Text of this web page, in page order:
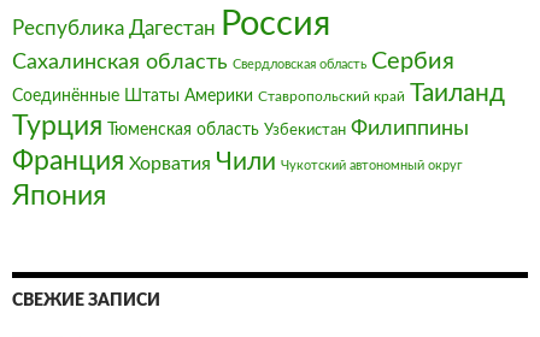
Республика Дагестан Россия
Сахалинская область Свердловская область Сербия
Соединённые Штаты Америки Ставропольский край Таиланд
Турция Тюменская область Узбекистан Филиппины
Франция‎ Хорватия Чили Чукотский автономный округ
Япония
СВЕЖИЕ ЗАПИСИ